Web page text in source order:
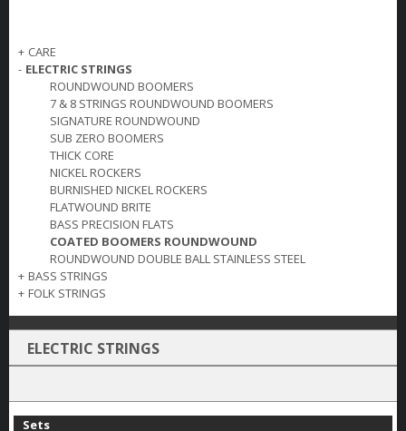
+ CARE
- ELECTRIC STRINGS
ROUNDWOUND BOOMERS
7 & 8 STRINGS ROUNDWOUND BOOMERS
SIGNATURE ROUNDWOUND
SUB ZERO BOOMERS
THICK CORE
NICKEL ROCKERS
BURNISHED NICKEL ROCKERS
FLATWOUND BRITE
BASS PRECISION FLATS
COATED BOOMERS ROUNDWOUND
ROUNDWOUND DOUBLE BALL STAINLESS STEEL
+ BASS STRINGS
+ FOLK STRINGS
ELECTRIC STRINGS
Sets